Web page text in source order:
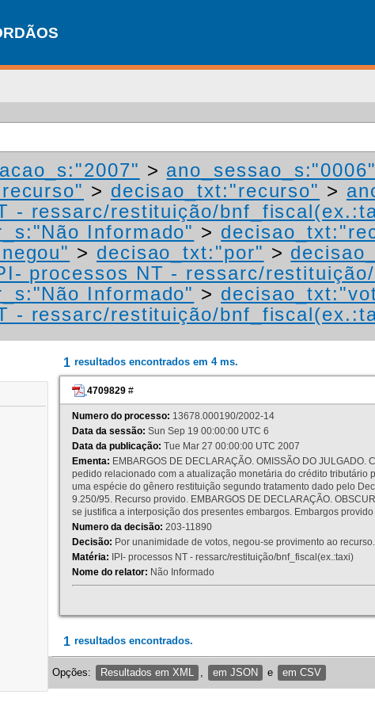
> ano_sessao_s:"0006"
> decisao_txt:"recurso" >
- ressarc/restituição/
Informado" >
> decisao_txt:"por" >
processos NT - ressarc/
Informado" >
- ressarc/restituição/
1 resultados encontrados em 4 ms.
4709829 #
Numero do processo: 13678.000190/2002-14
Data da sessão: Sun Sep 19 00:00:00 UTC 6
Data da publicação: Tue Mar 27 00:00:00 UTC 2007
Ementa: EMBARGOS DE DECLARAÇÃO. OMISSÃO DO
pedido relacionado com a atualização monetária do crédito tributário
uma espécie do gênero restituição segundo tratamento dado pelo
9.250/95. Recurso provido. EMBARGOS DE DECLARAÇÃO.
se justifica a interposição dos presentes embargos. Embargos
Numero da decisão: 203-11890
Decisão: Por unanimidade de votos, negou-se provimento ao recurso.
Matéria: IPI- processos NT - ressarc/restituição/bnf_fiscal(ex.:taxi)
Nome do relator: Não Informado
1 resultados encontrados.
Opções: Resultados em XML em JSON e em CSV